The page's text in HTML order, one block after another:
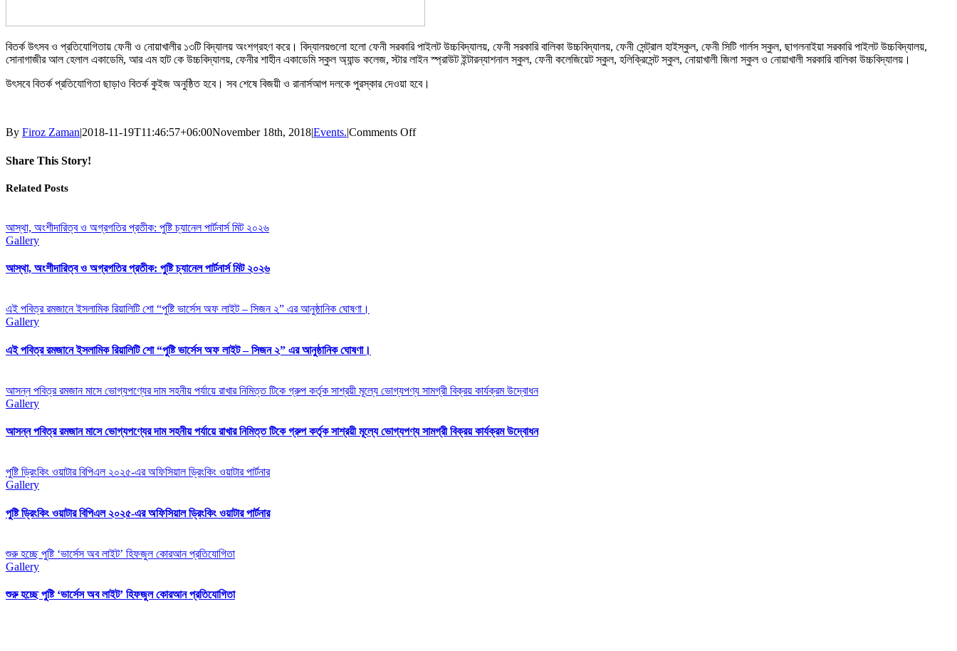
বিতর্ক উৎসব ও প্রতিযোগিতায় ফেনী ও নোয়াখালীর ১৩টি বিদ্যালয় অংশগ্রহণ করে। বিদ্যালয়গুলো হলো ফেনী সরকারি পাইলট উচ্চবিদ্যালয়, ফেনী সরকারি বালিকা উচ্চবিদ্যালয়, ফেনী সেন্ট্রাল হাইস্কুল, ফেনী সিটি গার্লস স্কুল, ছাগলনাইয়া সরকারি পাইলট উচ্চবিদ্যালয়,
সোনাগাজীর আল হেলাল একাডেমি, আর এম হাট কে উচ্চবিদ্যালয়, ফেনীর শাহীন একাডেমি স্কুল অ্যান্ড কলেজ, স্টার লাইন স্প্রাউট ইন্টারন্যাশনাল স্কুল, ফেনী কলেজিয়েট স্কুল, হলিক্রিসেন্ট স্কুল, নোয়াখালী জিলা স্কুল ও নোয়াখালী সরকারি বালিকা উচ্চবিদ্যালয়।
উৎসবে বিতর্ক প্রতিযোগিতা ছাড়াও বিতর্ক কুইজ অনুষ্ঠিত হবে। সব শেষে বিজয়ী ও রানার্সআপ দলকে পুরস্কার দেওয়া হবে।
By Firoz Zaman|2018-11-19T11:46:57+06:00November 18th, 2018|Events.|Comments Offon
Share This Story!
Facebook
X
Reddit
LinkedIn
WhatsApp
Tumblr
Pinterest
Vk
Email
Related Posts
আস্থা, অংশীদারিত্ব ও অগ্রগতির প্রতীক: পুষ্টি চ্যানেল পার্টনার্স মিট ২০২৬
Gallery
আস্থা, অংশীদারিত্ব ও অগ্রগতির প্রতীক: পুষ্টি চ্যানেল পার্টনার্স মিট ২০২৬
এই পবিত্র রমজানে ইসলামিক রিয়ালিটি শো “পুষ্টি ভার্সেস অফ লাইট – সিজন ২” এর আনুষ্ঠানিক ঘোষণা।
Gallery
এই পবিত্র রমজানে ইসলামিক রিয়ালিটি শো “পুষ্টি ভার্সেস অফ লাইট – সিজন ২” এর আনুষ্ঠানিক ঘোষণা।
আসন্ন পবিত্র রমজান মাসে ভোগ্যপণ্যের দাম সহনীয় পর্যায়ে রাখার নিমিত্ত টিকে গ্রুপ কর্তৃক সাশ্রয়ী মূল্যে ভোগ্যপণ্য সামগ্রী বিক্রয় কার্যক্রম উদ্বোধন
Gallery
আসন্ন পবিত্র রমজান মাসে ভোগ্যপণ্যের দাম সহনীয় পর্যায়ে রাখার নিমিত্ত টিকে গ্রুপ কর্তৃক সাশ্রয়ী মূল্যে ভোগ্যপণ্য সামগ্রী বিক্রয় কার্যক্রম উদ্বোধন
পুষ্টি ড্রিংকিং ওয়াটার বিপিএল ২০২৫-এর অফিসিয়াল ড্রিংকিং ওয়াটার পার্টনার
Gallery
পুষ্টি ড্রিংকিং ওয়াটার বিপিএল ২০২৫-এর অফিসিয়াল ড্রিংকিং ওয়াটার পার্টনার
শুরু হচ্ছে পুষ্টি ‘ভার্সেস অব লাইট’ হিফজুল কোরআন প্রতিযোগিতা
Gallery
শুরু হচ্ছে পুষ্টি ‘ভার্সেস অব লাইট’ হিফজুল কোরআন প্রতিযোগিতা